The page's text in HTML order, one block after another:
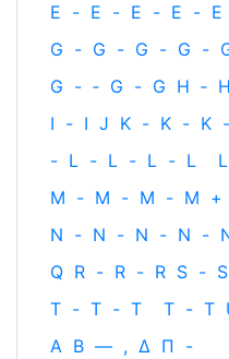
E - E - E - E - E
G - G - G - G -
G - ‐ G - G H ‐ H
I - I J K - K - K -
- L - L - L - L L
M - M - M - M +
N - N - N - N -
Q R - R - R S - S
T - T - T T - T
Α Β — , Δ Π -